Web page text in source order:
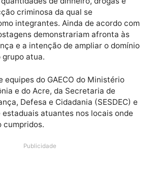
de fogo e munições,
XI faz referência ao
dos investigados, que, conforme o
armas de fogo, inclusive de uso
quantidades de dinheiro, drogas e
criminosa da qual se
integrantes. Ainda de acordo
demonstrariam afronta às
e a intenção de ampliar o